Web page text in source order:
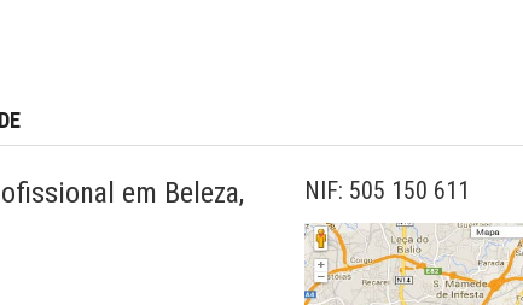
em Beleza,
NIF: 505 150 611